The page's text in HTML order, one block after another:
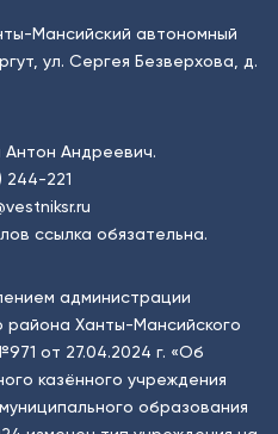
Мансийский автономный
ул. Сергея Безверхова, д.
Антон Андреевич.
244-221
ссылка обязательна.
администрации
района Ханты-Мансийского
от 27.04.2024 г. «Об
казённого учреждения
образования